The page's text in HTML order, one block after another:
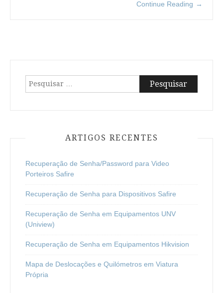
Continue Reading →
Pesquisar
por:
ARTIGOS RECENTES
Recuperação de Senha/Password para Video
Porteiros Safire
Recuperação de Senha para Dispositivos Safire
Recuperação de Senha em Equipamentos UNV
(Uniview)
Recuperação de Senha em Equipamentos Hikvision
Mapa de Deslocações e Quilómetros em Viatura
Própria